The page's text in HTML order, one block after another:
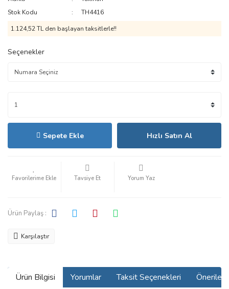
Stok Kodu
TH4416
1.124,52 TL den başlayan taksitlerle!!
Seçenekler
Sepete Ekle Hızlı Satın Al
Tavsiye Et Yorum Yaz
Ürün Paylaş :
Karşılaştır
Ürün Bilgisi Yorumlar Taksit Seçenekleri